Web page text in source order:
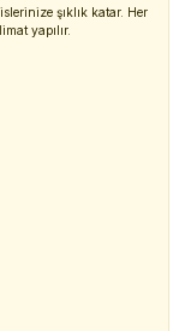
şıklık katar. Her
yapılır.